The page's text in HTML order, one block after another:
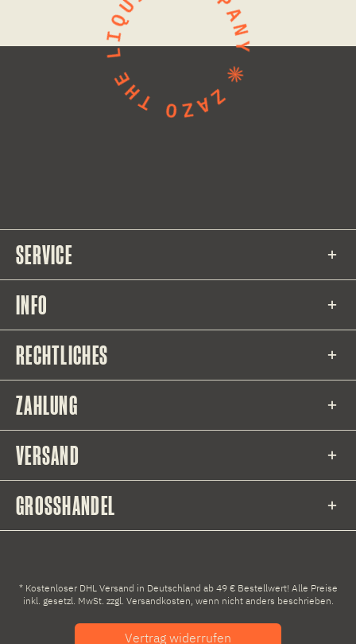
SERVICE
INFO
RECHTLICHES
ZAHLUNG
VERSAND
GROSSHANDEL
* Kostenloser DHL Versand in Deutschland ab 49 € Bestellwert! Alle Preise
inkl. gesetzl. MwSt. zzgl. Versandkosten , wenn nicht anders beschrieben.
Vertrag widerrufen